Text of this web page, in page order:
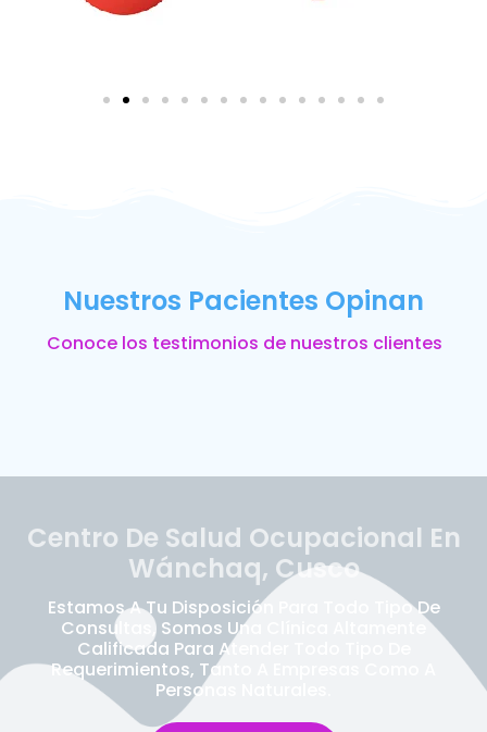
Nuestros Pacientes Opinan
Conoce los testimonios de nuestros clientes
Centro De Salud Ocupacional En
Wánchaq, Cusco
Estamos A Tu Disposición Para Todo Tipo De
Consultas, Somos Una Clínica Altamente
Calificada Para Atender Todo Tipo De
Requerimientos, Tanto A Empresas Como A
Personas Naturales.